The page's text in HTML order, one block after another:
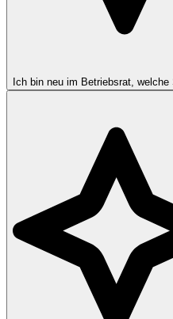
Ich bin neu im Betriebsrat,